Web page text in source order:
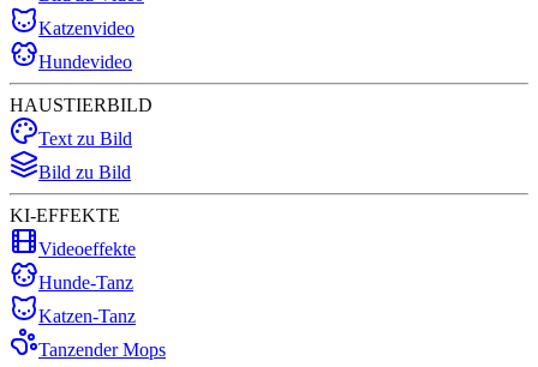
Katzenvideo
Hundevideo
HAUSTIERBILD
Text zu Bild
Bild zu Bild
KI-EFFEKTE
Videoeffekte
Hunde-Tanz
Katzen-Tanz
Tanzender Mops